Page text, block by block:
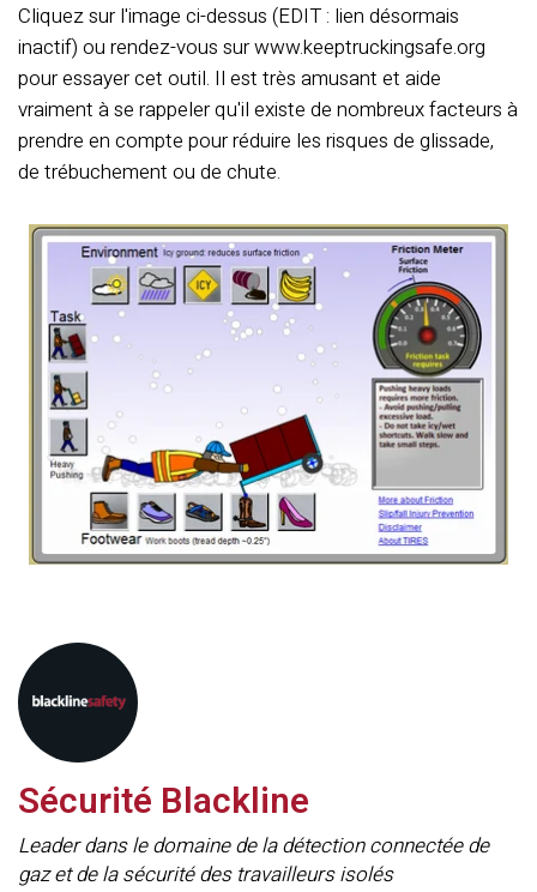
Cliquez sur l'image ci-dessus (EDIT : lien désormais
inactif) ou rendez-vous sur www.keeptruckingsafe.org
pour essayer cet outil. Il est très amusant et aide
vraiment à se rappeler qu'il existe de nombreux facteurs à
prendre en compte pour réduire les risques de glissade,
de trébuchement ou de chute.
Sécurité Blackline
Leader dans le domaine de la détection connectée de
gaz et de la sécurité des travailleurs isolés